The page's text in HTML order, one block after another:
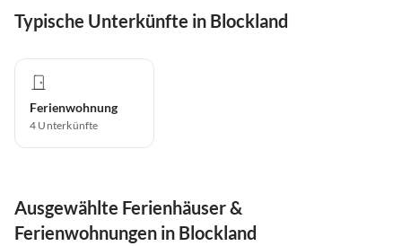
Typische Unterkünfte in Blockland
Ferienwohnung
4 Unterkünfte
Ausgewählte Ferienhäuser &
Ferienwohnungen in Blockland